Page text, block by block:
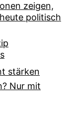
zeigen,
politisch
stärken
Nur mit